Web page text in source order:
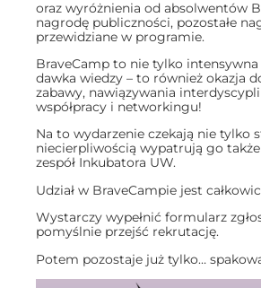
oraz wyróżnienia od absolwentów
nagrodę publiczności, pozostałe
przewidziane w programie.
BraveCamp to nie tylko intensywna
dawka wiedzy – to również okazja
zabawy, nawiązywania
współpracy i networkingu!
Na to wydarzenie czekają nie tylko
niecierpliwością wypatrują go także
zespół Inkubatora UW.
Udział w BraveCampie jest
Wystarczy wypełnić formularz
pomyślnie przejść rekrutację.
Potem pozostaje już tylko…